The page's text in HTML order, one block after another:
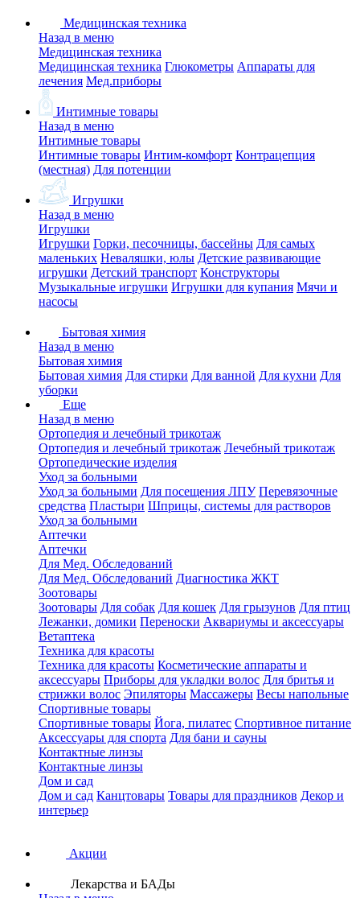
Медицинская техника
Назад в меню
Медицинская техника
Медицинская техника Глюкометры Аппараты для
лечения Мед.приборы
Интимные товары
Назад в меню
Интимные товары
Интимные товары Интим-комфорт Контрацепция
(местная) Для потенции
Игрушки
Назад в меню
Игрушки
Игрушки Горки, песочницы, бассейны Для самых
маленьких Неваляшки, юлы Детские развивающие
игрушки Детский транспорт Конструкторы
Музыкальные игрушки Игрушки для купания Мячи и
насосы
Бытовая химия
Назад в меню
Бытовая химия
Бытовая химия Для стирки Для ванной Для кухни Для
уборки
Еще
Назад в меню
Ортопедия и лечебный трикотаж
Ортопедия и лечебный трикотаж Лечебный трикотаж
Ортопедические изделия
Уход за больными
Уход за больными Для посещения ЛПУ Перевязочные
средства Пластыри Шприцы, системы для растворов
Уход за больными
Аптечки
Аптечки
Для Мед. Обследований
Для Мед. Обследований Диагностика ЖКТ
Зоотовары
Зоотовары Для собак Для кошек Для грызунов Для птиц
Лежанки, домики Переноски Аквариумы и аксессуары
Ветаптека
Техника для красоты
Техника для красоты Косметические аппараты и
аксессуары Приборы для укладки волос Для бритья и
стрижки волос Эпиляторы Массажеры Весы напольные
Спортивные товары
Спортивные товары Йога, пилатес Спортивное питание
Аксессуары для спорта Для бани и сауны
Контактные линзы
Контактные линзы
Дом и сад
Дом и сад Канцтовары Товары для праздников Декор и
интерьер
Акции
Лекарства и БАДы